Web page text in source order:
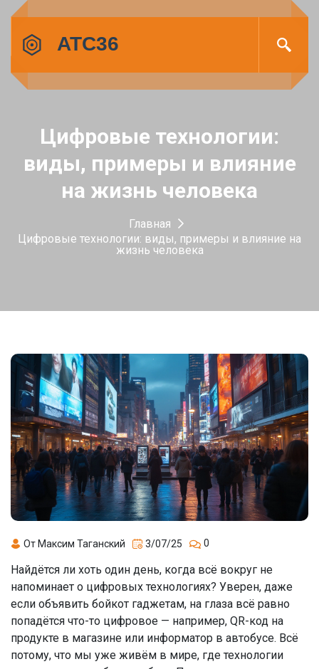
Цифровые технологии:
виды, примеры и влияние
на жизнь человека
Главная
Цифровые технологии: виды, примеры и влияние на
жизнь человека
От Максим Таганский 3/07/25 0
Найдётся ли хоть один день, когда всё вокруг не
напоминает о цифровых технологиях? Уверен, даже
если объявить бойкот гаджетам, на глаза всё равно
попадётся что-то цифровое — например, QR-код на
продукте в магазине или информатор в автобусе. Всё
потому, что мы уже живём в мире, где технологии